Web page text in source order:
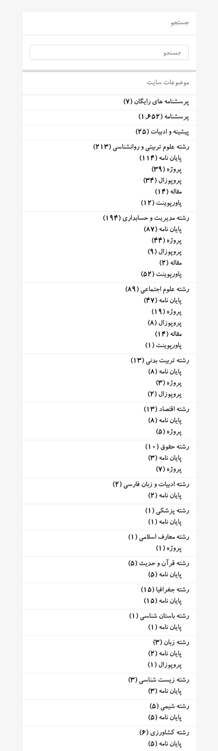
جستجو
موضوعات سایت
پرسشنامه های رایگان (7)
پرسشنامه (1,652)
پیشینه و ادبیات (25)
رشته علوم تربیتی و روانشناسی (213)
پایان نامه (114)
پروژه (39)
پروپوزال (34)
مقاله (14)
پاورپوینت (12)
رشته مدیریت و حسابداری (194)
پایان نامه (87)
پروژه (44)
پروپوزال (9)
مقاله (2)
پاورپوینت (52)
رشته علوم اجتماعی (89)
پایان نامه (47)
پروژه (19)
پروپوزال (8)
مقاله (14)
پاورپوینت (1)
رشته تربیت بدنی (13)
پایان نامه (8)
پروژه (3)
پروپوزال (2)
رشته اقتصاد (13)
پایان نامه (8)
پروژه (5)
رشته حقوق (10)
پایان نامه (3)
پروژه (7)
رشته ادبیات و زبان فارسی (2)
پایان نامه (2)
رشته پزشکی (1)
پایان نامه (1)
رشته معارف اسلامی (1)
پروژه (1)
رشته قرآن و حدیث (5)
پایان نامه (5)
رشته جغرافیا (15)
پایان نامه (15)
رشته باستان شناسی (1)
پایان نامه (1)
رشته زبان (3)
پایان نامه (2)
پروپوزال (1)
رشته زیست شناسی (3)
پایان نامه (3)
رشته شیمی (5)
پایان نامه (5)
رشته کشاورزی (6)
پایان نامه (5)